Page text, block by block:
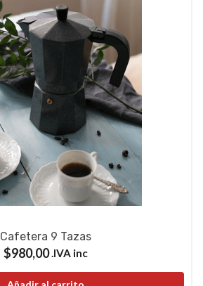
Cafetera 9 Tazas
$980,00 IVA inc.